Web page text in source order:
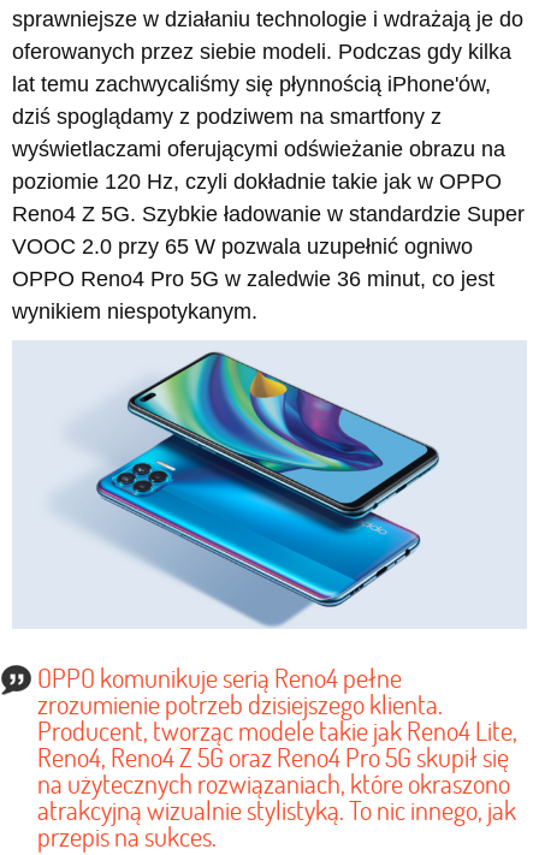
sprawniejsze w działaniu technologie i wdrażają je do
oferowanych przez siebie modeli. Podczas gdy kilka
lat temu zachwycaliśmy się płynnością iPhone'ów,
dziś spoglądamy z podziwem na smartfony z
wyświetlaczami oferującymi odświeżanie obrazu na
poziomie 120 Hz, czyli dokładnie takie jak w OPPO
Reno4 Z 5G. Szybkie ładowanie w standardzie Super
VOOC 2.0 przy 65 W pozwala uzupełnić ogniwo
OPPO Reno4 Pro 5G w zaledwie 36 minut, co jest
wynikiem niespotykanym.
OPPO komunikuje serią Reno4 pełne
zrozumienie potrzeb dzisiejszego klienta.
Producent, tworząc modele takie jak Reno4 Lite,
Reno4, Reno4 Z 5G oraz Reno4 Pro 5G skupił się
na użytecznych rozwiązaniach, które okraszono
atrakcyjną wizualnie stylistyką. To nic innego, jak
przepis na sukces.